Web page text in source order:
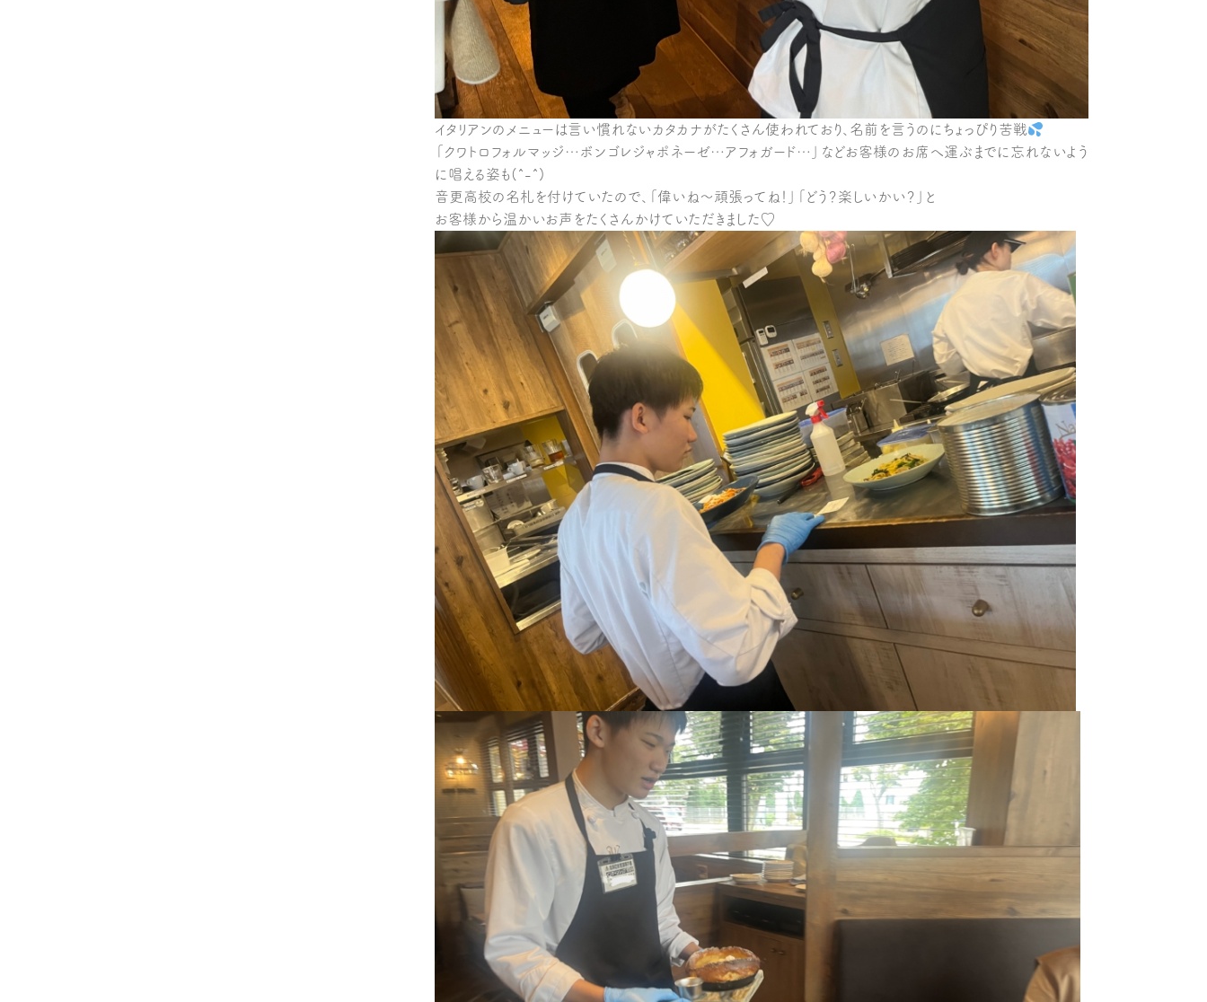
イタリアンのメニューは言い慣れないカタカナがたくさん使われており、名前を言うのにちょっぴり苦戦
「クワトロフォルマッジ…ボンゴレジャポネーゼ…アフォガード…」などお客様のお席へ運ぶまでに忘れないよう
に唱える姿も(^-^)
音更高校の名札を付けていたので、「偉いね～頑張ってね！」「どう？楽しいかい？」と
お客様から温かいお声をたくさんかけていただきました♡